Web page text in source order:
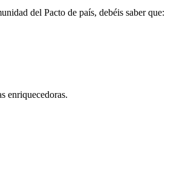
del Pacto de país, debéis saber que:
enriquecedoras.